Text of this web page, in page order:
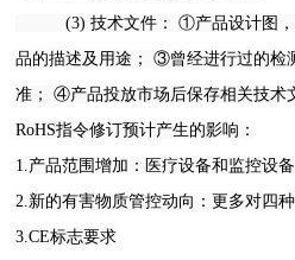
(3) 技术文件： ①产品设计图，
品的描述及用途； ③曾经进行过的检
准； ④产品投放市场后保存相关技术
RoHS指令修订预计产生的影响：
1.产品范围增加：医疗设备和监控设
2.新的有害物质管控动向：更多对四
3.CE标志要求